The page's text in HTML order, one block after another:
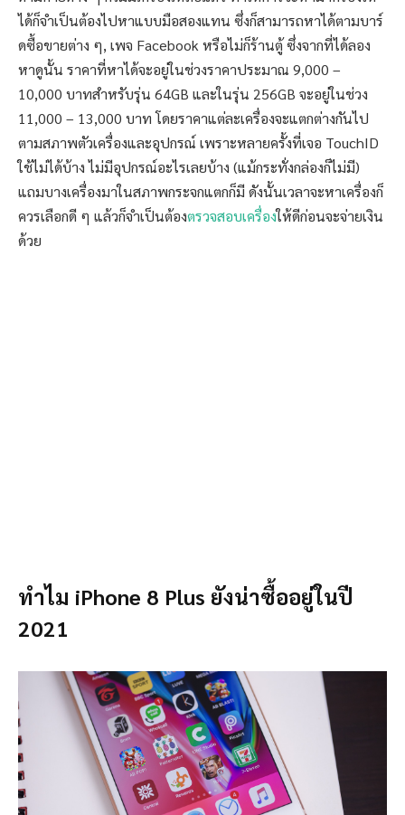
ได้ก็จำเป็นต้องไปหาแบบมือสองแทน ซึ่งก็สามารถหาได้ตามบาร์
ดซื้อขายต่าง ๆ, เพจ Facebook หรือไม่ก็ร้านตู้ ซึ่งจากที่ได้ลอง
หาดูนั้น ราคาที่หาได้จะอยู่ในช่วงราคาประมาณ 9,000 –
10,000 บาทสำหรับรุ่น 64GB และในรุ่น 256GB จะอยู่ในช่วง
11,000 – 13,000 บาท โดยราคาแต่ละเครื่องจะแตกต่างกันไป
ตามสภาพตัวเครื่องและอุปกรณ์ เพราะหลายครั้งที่เจอ TouchID
ใช้ไม่ได้บ้าง ไม่มีอุปกรณ์อะไรเลยบ้าง (แม้กระทั่งกล่องก็ไม่มี)
แถมบางเครื่องมาในสภาพกระจกแตกก็มี ดังนั้นเวลาจะหาเครื่องก็
ควรเลือกดี ๆ แล้วก็จำเป็นต้องตรวจสอบเครื่องให้ดีก่อนจะจ่ายเงิน
ด้วย
ทำไม iPhone 8 Plus ยังน่าซื้ออยู่ในปี
2021